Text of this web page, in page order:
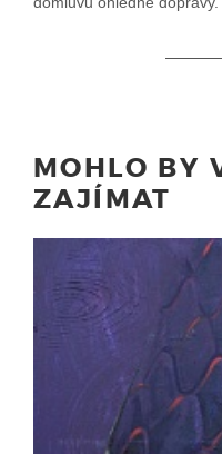
MOHLO BY
ZAJÍMAT